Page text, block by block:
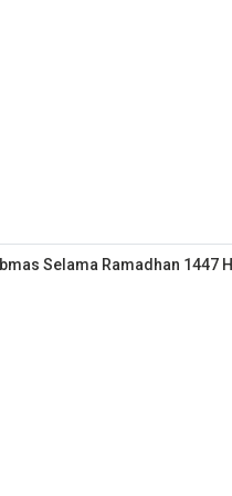
Selama Ramadhan 1447 H